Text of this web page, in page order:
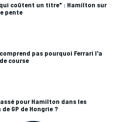
coûtent un titre" : Hamilton sur
pente
pas pourquoi Ferrari l'a
course
pour Hamilton dans les
GP de Hongrie ?